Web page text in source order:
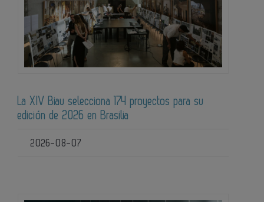
La XIV Biau selecciona 174 proyectos para su
edición de 2026 en Brasilia
2026-08-07